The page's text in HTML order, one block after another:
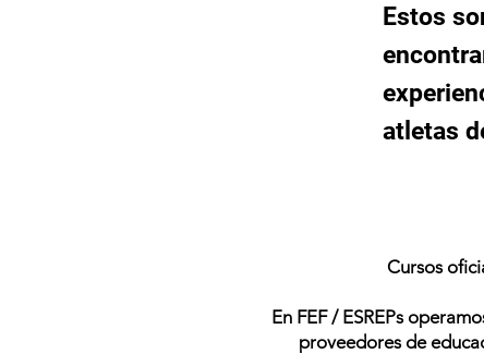
Estos
atletas
Cursos
En FEF / ESREPs
proveedores de